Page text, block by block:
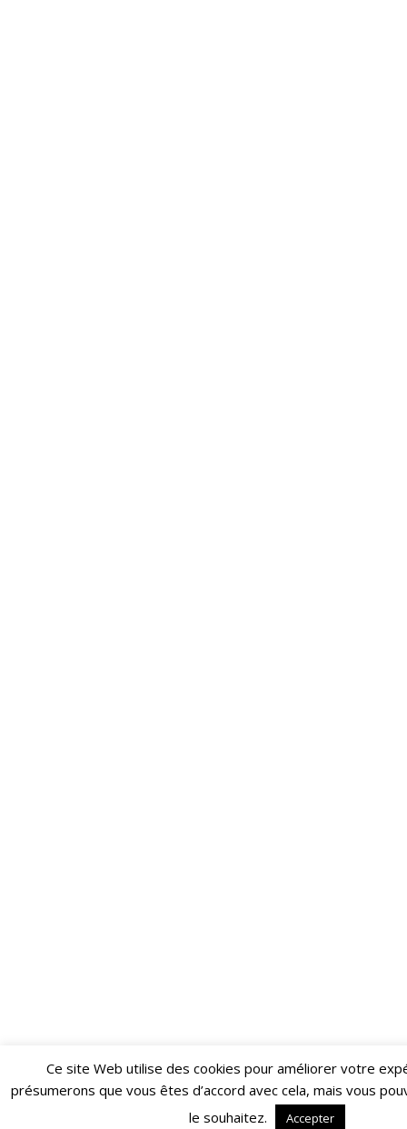
Restez informé·e des dernières actualités du Poing !
ABONNEZ-VOUS À LA NEWSLETTER
Ce site Web utilise des cookies pour améliorer votre
présumerons que vous êtes d’accord avec cela, mais vous
le souhaitez.
Accepter